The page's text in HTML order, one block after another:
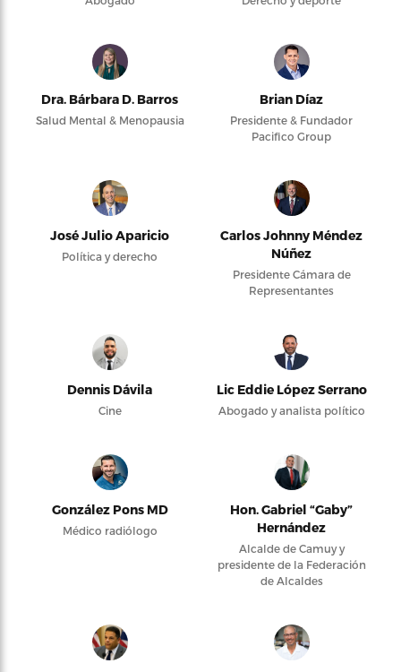
Dra. Bárbara D. Barros
Salud Mental & Menopausia
Brian Díaz
Presidente & Fundador
Pacifico Group
José Julio Aparicio
Política y derecho
Carlos Johnny Méndez
Núñez
Presidente Cámara de
Representantes
Dennis Dávila
Cine
Lic Eddie López Serrano
Abogado y analista político
González Pons MD
Médico radiólogo
Hon. Gabriel “Gaby”
Hernández
Alcalde de Camuy y
presidente de la Federación
de Alcaldes